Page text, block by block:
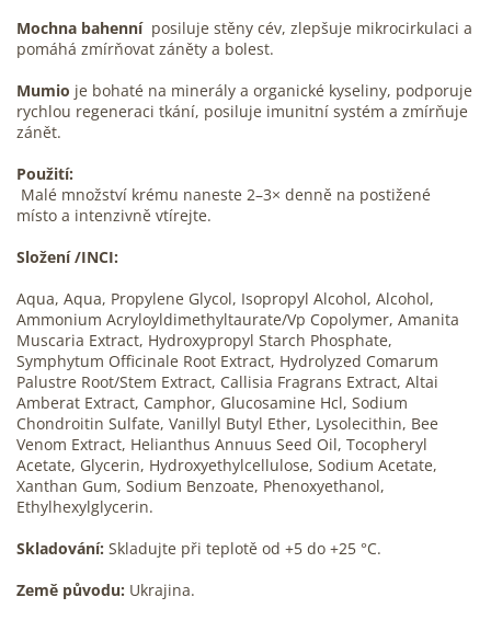
Mochna bahenní posiluje stěny cév, zlepšuje mikrocirkulaci a
pomáhá zmírňovat záněty a bolest.
Mumio je bohaté na minerály a organické kyseliny, podporuje
rychlou regeneraci tkání, posiluje imunitní systém a zmírňuje
zánět.
Použití:
Malé množství krému naneste 2–3× denně na postižené
místo a intenzivně vtírejte.
Složení /INCI:
Aqua, Aqua, Propylene Glycol, Isopropyl Alcohol, Alcohol,
Ammonium Acryloyldimethyltaurate/Vp Copolymer, Amanita
Muscaria Extract, Hydroxypropyl Starch Phosphate,
Symphytum Officinale Root Extract, Hydrolyzed Comarum
Palustre Root/Stem Extract, Callisia Fragrans Extract, Altai
Amberat Extract, Camphor, Glucosamine Hcl, Sodium
Chondroitin Sulfate, Vanillyl Butyl Ether, Lysolecithin, Bee
Venom Extract, Helianthus Annuus Seed Oil, Tocopheryl
Acetate, Glycerin, Hydroxyethylcellulose, Sodium Acetate,
Xanthan Gum, Sodium Benzoate, Phenoxyethanol,
Ethylhexylglycerin.
Skladování: Skladujte při teplotě od +5 do +25 °C.
Země původu: Ukrajina.